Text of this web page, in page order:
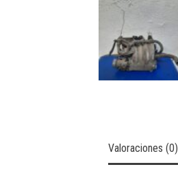
Valoraciones (0)